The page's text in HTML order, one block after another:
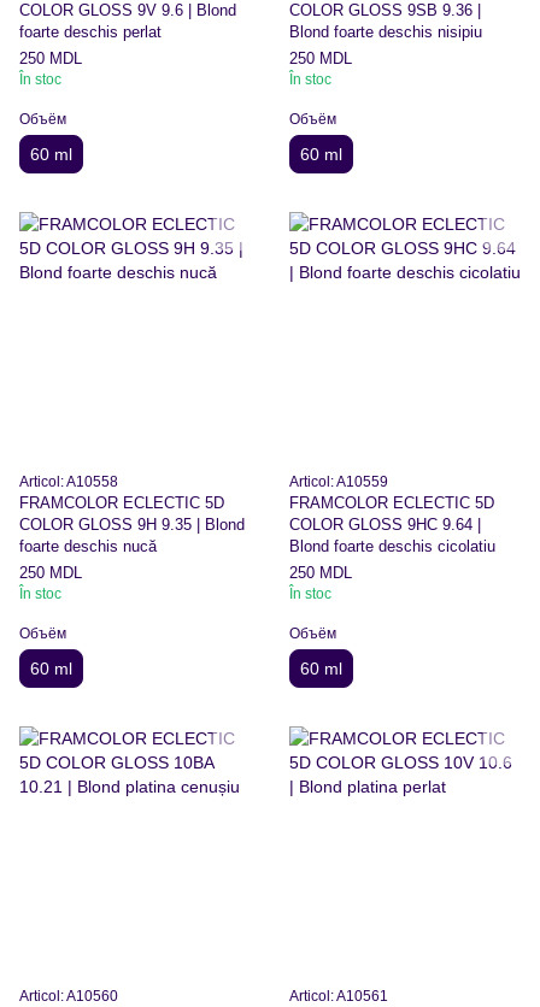
COLOR GLOSS 9V 9.6 | Blond
foarte deschis perlat
250 MDL
În stoc
Объём
60 ml
COLOR GLOSS 9SB 9.36 |
Blond foarte deschis nisipiu
250 MDL
În stoc
Объём
60 ml
Articol: A10558
FRAMCOLOR ECLECTIC 5D
COLOR GLOSS 9H 9.35 | Blond
foarte deschis nucă
250 MDL
În stoc
Объём
60 ml
Articol: A10559
FRAMCOLOR ECLECTIC 5D
COLOR GLOSS 9HC 9.64 |
Blond foarte deschis cicolatiu
250 MDL
În stoc
Объём
60 ml
Articol: A10560 Articol: A10561